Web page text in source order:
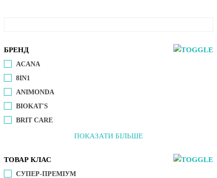
БРЕНД
ACANA
8IN1
ANIMONDA
BIOKAT'S
BRIT CARE
ПОКАЗАТИ БІЛЬШЕ
ТОВАР КЛАС
СУПЕР-ПРЕМІУМ